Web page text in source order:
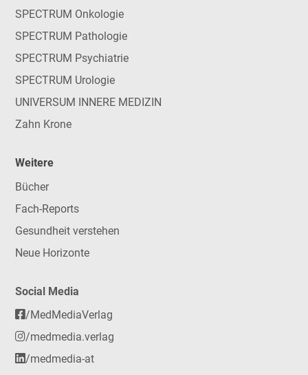
SPECTRUM Onkologie
SPECTRUM Pathologie
SPECTRUM Psychiatrie
SPECTRUM Urologie
UNIVERSUM INNERE MEDIZIN
Zahn Krone
Weitere
Bücher
Fach-Reports
Gesundheit verstehen
Neue Horizonte
Social Media
/MedMediaVerlag
/medmedia.verlag
/medmedia-at